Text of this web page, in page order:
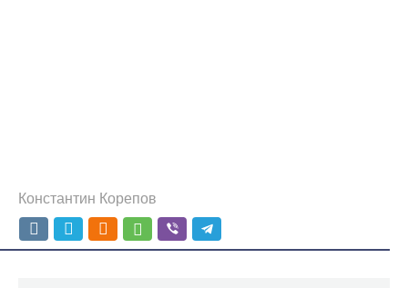
Константин Корепов